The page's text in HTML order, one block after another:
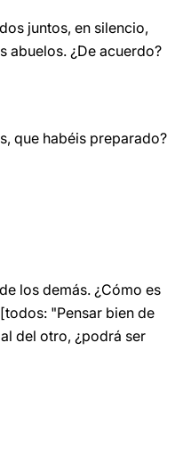
juntos, en silencio,
abuelos. ¿De acuerdo?
que habéis preparado?
los demás. ¿Cómo es
"Pensar bien de
del otro, ¿podrá ser